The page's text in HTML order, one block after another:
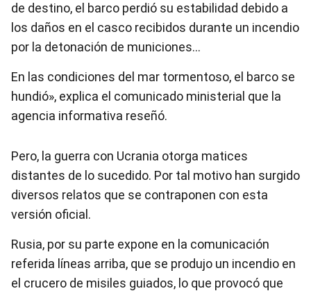
de destino, el barco perdió su estabilidad debido a
los daños en el casco recibidos durante un incendio
por la detonación de municiones…
En las condiciones del mar tormentoso, el barco se
hundió», explica el comunicado ministerial que la
agencia informativa reseñó.
Pero, la guerra con Ucrania otorga matices
distantes de lo sucedido. Por tal motivo han surgido
diversos relatos que se contraponen con esta
versión oficial.
Rusia, por su parte expone en la comunicación
referida líneas arriba, que se produjo un incendio en
el crucero de misiles guiados, lo que provocó que